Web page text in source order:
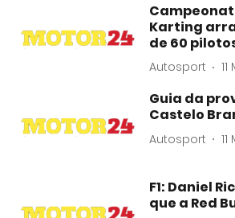
Karting
de 60
Autosport
Guia da
Castelo
Autosport
F1: Daniel
que a Red